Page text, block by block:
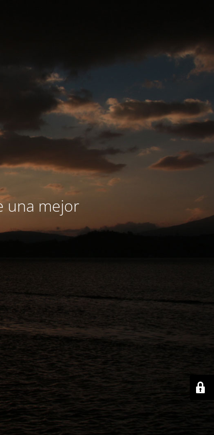
una mejor